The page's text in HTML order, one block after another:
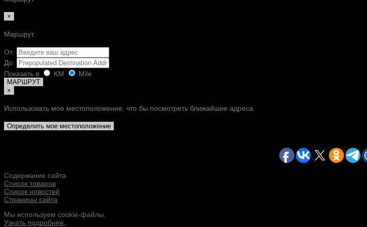
×
Маршрут
От:
До:
Показать в
KM Mile
МАРШРУТ
×
Использовать мое местоположение, что бы посмотреть ближайшие адреса
Определить мое местоположение
Содержание сайта
Список товаров
Список новостей
Страницы сайта
Мы используем cookie-файлы.
Узнать подробнее.